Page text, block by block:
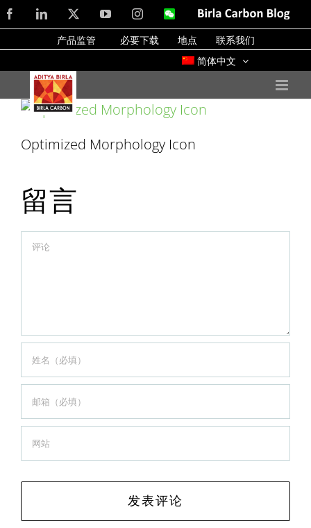
Skip
to
content
FacebookLinkedIn YouTubeInstagramWeChatBirla
Blog
产品监管 必要下载 地点
联系我们
简体中文
Optimized Morphology Icon
留言
Comment